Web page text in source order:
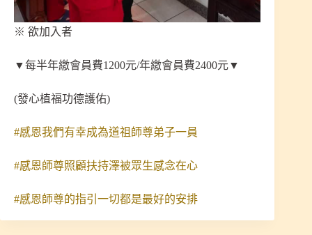
※ 欲加入者
▼每半年繳會員費1200元/年繳會員費2400元▼
(發心植福功德護佑)
#感恩我們有幸成為道祖師尊弟子一員
#感恩師尊照顧扶持澤被眾生感念在心
#感恩師尊的指引一切都是最好的安排